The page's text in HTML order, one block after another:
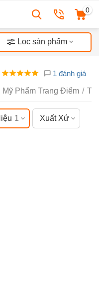
0
Lọc sản phẩm
1 đánh giá
Mỹ Phẩm Trang Điểm /
1 Xuất Xứ